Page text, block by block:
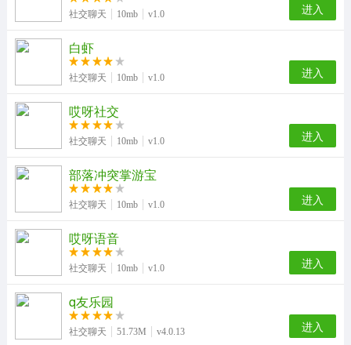
社交聊天 10mb v1.0 进入
白虾
社交聊天 10mb v1.0 进入
哎呀社交
社交聊天 10mb v1.0 进入
部落冲突掌游宝
社交聊天 10mb v1.0 进入
哎呀语音
社交聊天 10mb v1.0 进入
q友乐园
社交聊天 51.73M v4.0.13 进入